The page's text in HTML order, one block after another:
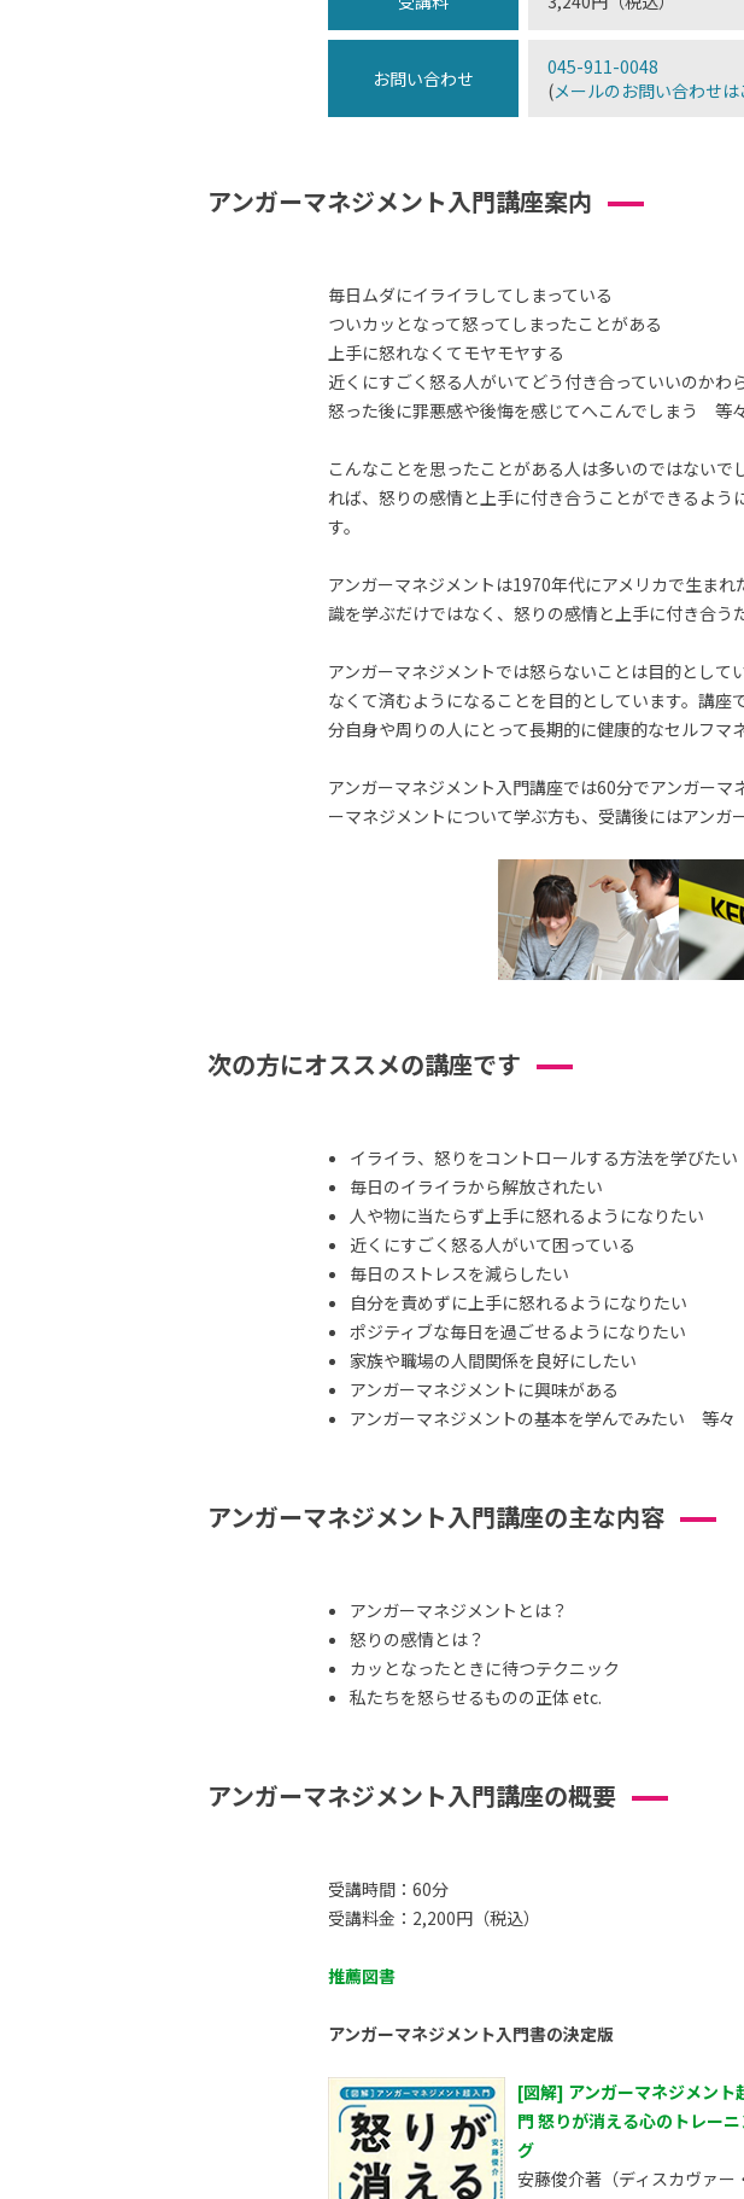
お問い合わせ
045-911-0048
(メールのお問い合わせは
アンガーマネジメント入門講座案内
毎日ムダにイライラしてしまっている
ついカッとなって怒ってしまったことがある
上手に怒れなくてモヤモヤする
近くにすごく怒る人がいてどう付き合っていいのかわ
怒った後に罪悪感や後悔を感じてへこんでしまう 等
こんなことを思ったことがある人は多いのではない
れば、怒りの感情と上手に付き合うことができるよ
す。
アンガーマネジメントは1970年代にアメリカで生ま
識を学ぶだけではなく、怒りの感情と上手に付き合う
アンガーマネジメントでは怒らないことは目的とし
なくて済むようになることを目的としています。講
分自身や周りの人にとって長期的に健康的なセルフマ
アンガーマネジメント入門講座では60分でアンガー
ーマネジメントについて学ぶ方も、受講後にはアンガ
次の方にオススメの講座です
イライラ、怒りをコントロールする方法を学びたい
毎日のイライラから解放されたい
人や物に当たらず上手に怒れるようになりたい
近くにすごく怒る人がいて困っている
毎日のストレスを減らしたい
自分を責めずに上手に怒れるようになりたい
ポジティブな毎日を過ごせるようになりたい
家族や職場の人間関係を良好にしたい
アンガーマネジメントに興味がある
アンガーマネジメントの基本を学んでみたい 等々
アンガーマネジメント入門講座の主な内容
アンガーマネジメントとは？
怒りの感情とは？
カッとなったときに待つテクニック
私たちを怒らせるものの正体 etc.
アンガーマネジメント入門講座の概要
受講時間：60分
受講料金：2,200円（税込）
推薦図書
アンガーマネジメント入門書の決定版
[図解] アンガーマネジメント
門 怒りが消える心のトレーニ
グ
安藤俊介著（ディスカヴァー